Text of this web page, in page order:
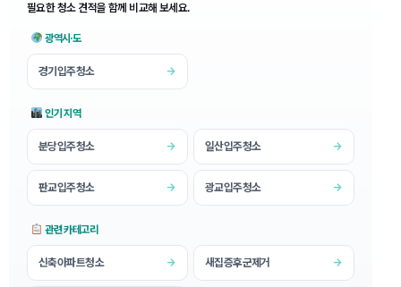
필요한 청소 견적을 함께 비교해 보세요.
광역시·도
경기입주청소 →
인기 지역
분당입주청소 → 일산입주청소 →
판교입주청소 → 광교입주청소 →
관련 카테고리
신축아파트청소 → 새집증후군제거 →